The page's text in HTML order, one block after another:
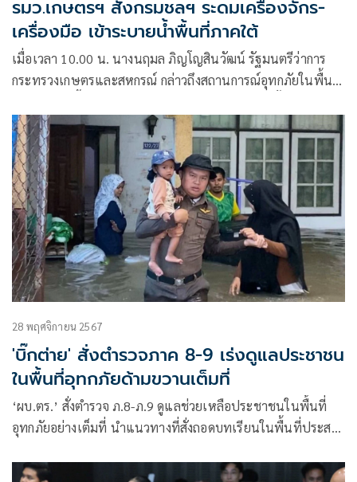
รมว.เกษตรฯ สั่งกรมชลฯ ระดมเครื่องจักร-
เครื่องมือ เข้าระบายน้ำพื้นที่ภาคใต้
เมื่อเวลา 10.00 น. นางนฤมล ภิญโญสินวัฒน์ รัฐมนตรีว่าการ
กระทรวงเกษตรและสหกรณ์ กล่าวถึงสถานการณ์อุทกภัยในพื้นที่
เครื่องมือก่อนเกิดภัย รวมทั้งระดมเครื่องจักร-เครื่องมือ จากพื้นที่
ที่ไม่มีอุกทภัย เช่น ภาคเหนือ ภาคตะวันออกเฉียงเหนือง ภาค
กลาง มาสู่พื้นที่ภาคใต้
28 พฤศจิกายน 2567
'บิ๊กต่าย' สั่งตำรวจภาค 8-9 เร่งดูแลประชาชน
ในพื้นที่อุทกภัยด้ามขวานเต็มที่
‘ผบ.ตร.’ สั่งตำรวจ ภ.8-ภ.9 ดูแลช่วยเหลือประชาชนในพื้นที่
อุทกภัยอย่างเต็มที่ นำแนวทางที่สั่งถอดบทเรียนในพื้นที่ประสบ